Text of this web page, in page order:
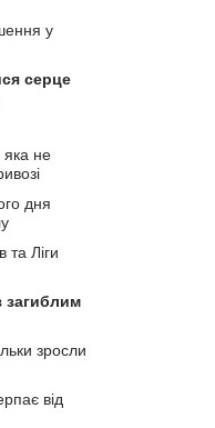
у
серце
яка не
дня
та Ліги
загиблим
зросли
від